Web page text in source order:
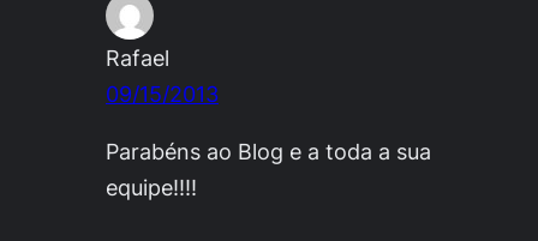
Rafael
09/15/2013
Parabéns ao Blog e a toda a sua
equipe!!!!